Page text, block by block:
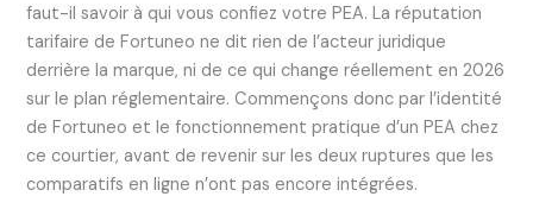
faut-il savoir à qui vous confiez votre PEA. La réputation
tarifaire de Fortuneo ne dit rien de l’acteur juridique
derrière la marque, ni de ce qui change réellement en 2026
sur le plan réglementaire. Commençons donc par l’identité
de Fortuneo et le fonctionnement pratique d’un PEA chez
ce courtier, avant de revenir sur les deux ruptures que les
comparatifs en ligne n’ont pas encore intégrées.